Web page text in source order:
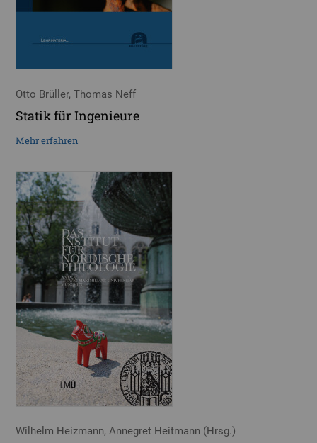
Otto Brüller, Thomas Neff
Statik für Ingenieure
Mehr erfahren
Wilhelm Heizmann, Annegret Heitmann (Hrsg.)